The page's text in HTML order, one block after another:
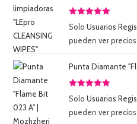
Valorado
5
SoloUsuarios
pueden ver precios.
Punta Diamante
Valorado
5
SoloUsuarios
pueden ver precios.